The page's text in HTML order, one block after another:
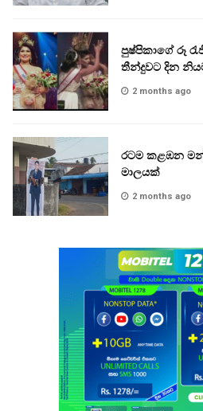
පුෂ්පිකාගේ රූ
තීන්දුවට දින
2 months ago
රටම කළඹන
මාලයක්
2 months ago